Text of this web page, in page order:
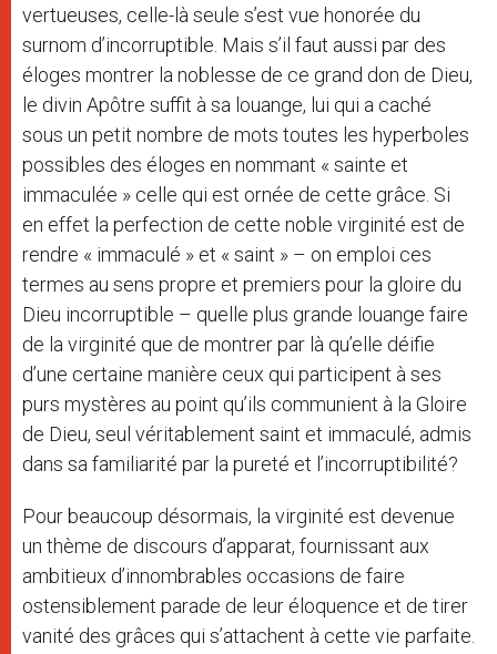
vertueuses, celle-là seule s’est vue honorée du
surnom d’incorruptible. Mais s’il faut aussi par des
éloges montrer la noblesse de ce grand don de Dieu,
le divin Apôtre suffit à sa louange, lui qui a caché
sous un petit nombre de mots toutes les hyperboles
possibles des éloges en nommant « sainte et
immaculée » celle qui est ornée de cette grâce. Si
en effet la perfection de cette noble virginité est de
rendre « immaculé » et « saint » – on emploi ces
termes au sens propre et premiers pour la gloire du
Dieu incorruptible – quelle plus grande louange faire
de la virginité que de montrer par là qu’elle déifie
d’une certaine manière ceux qui participent à ses
purs mystères au point qu’ils communient à la Gloire
de Dieu, seul véritablement saint et immaculé, admis
dans sa familiarité par la pureté et l’incorruptibilité?
Pour beaucoup désormais, la virginité est devenue
un thème de discours d’apparat, fournissant aux
ambitieux d’innombrables occasions de faire
ostensiblement parade de leur éloquence et de tirer
vanité des grâces qui s’attachent à cette vie parfaite.